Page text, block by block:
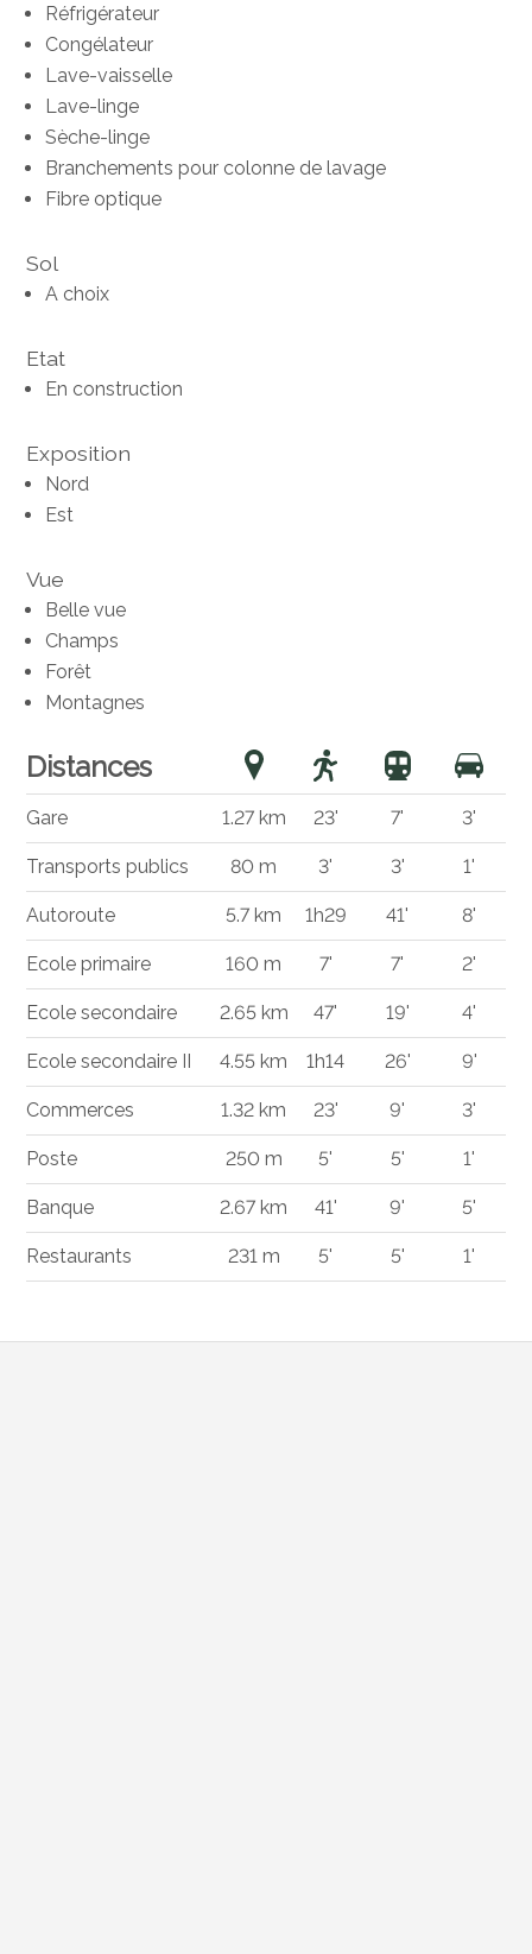
Réfrigérateur
Congélateur
Lave-vaisselle
Lave-linge
Sèche-linge
Branchements pour colonne de lavage
Fibre optique
Sol
A choix
Etat
En construction
Exposition
Nord
Est
Vue
Belle vue
Champs
Forêt
Montagnes
Distances
Gare 1.27 km 23' 7' 3'
Transports publics 80 m 3' 3' 1'
Autoroute 5.7 km 1h29 41' 8'
Ecole primaire 160 m 7' 7' 2'
Ecole secondaire 2.65 km 47' 19' 4'
Ecole secondaire II 4.55 km 1h14 26' 9'
Commerces 1.32 km 23' 9' 3'
Poste 250 m 5' 5' 1'
Banque 2.67 km 41' 9' 5'
Restaurants 231 m 5' 5' 1'